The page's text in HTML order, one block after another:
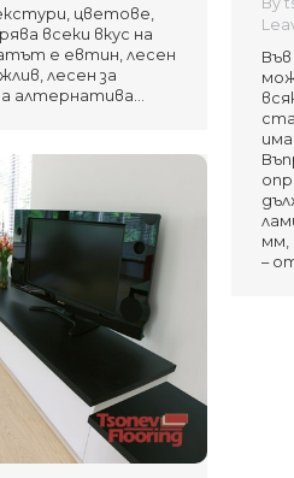
цветове,
всеки вкус на
е евтин, лесен
лесен за
алтернатива…
Във
мм,
–